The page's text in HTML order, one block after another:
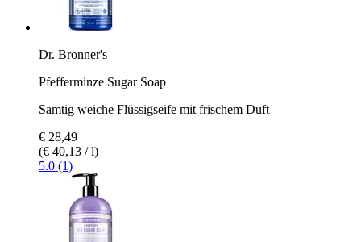
Dr. Bronner's
Pfefferminze Sugar Soap
Samtig weiche Flüssigseife mit frischem Duft
€ 28,49
(€ 40,13 / l)
5.0 (1)